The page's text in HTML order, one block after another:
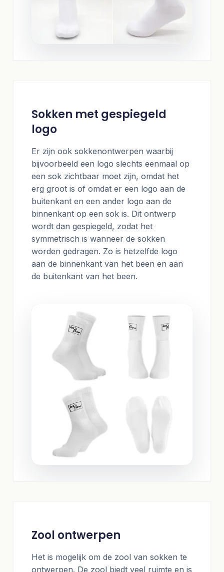
Sokken met gespiegeld
logo
Er zijn ook sokkenontwerpen waarbij
bijvoorbeeld een logo slechts eenmaal op
een sok zichtbaar moet zijn, omdat het
erg groot is of omdat er een logo aan de
buitenkant en een ander logo aan de
binnenkant op een sok is. Dit ontwerp
wordt dan gespiegeld, zodat het
symmetrisch is wanneer de sokken
worden gedragen. Zo is hetzelfde logo
aan de binnenkant van het been en aan
de buitenkant van het been.
Zool ontwerpen
Het is mogelijk om de zool van sokken te
ontwerpen. De zool biedt veel ruimte en is